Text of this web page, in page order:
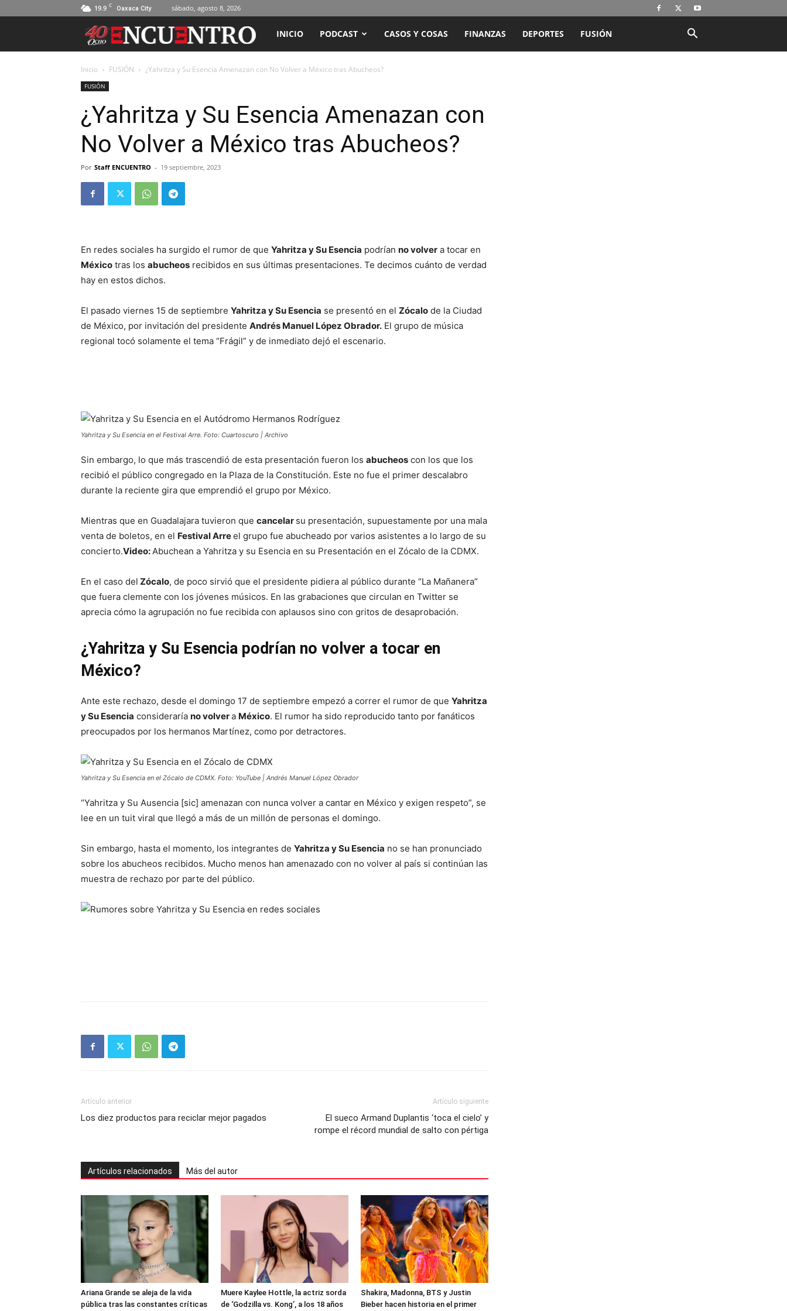
19.9 C Oaxaca City sábado, agosto 8, 2026
ENCUENTRO
RADIO
TELEVISIÓN
INICIO PODCAST CASOS Y COSAS FINANZAS DEPORTES FUSIÓN
Inicio FUSIÓN ¿Yahritza y Su Esencia Amenazan con No Volver a México tras Abucheos?
FUSIÓN
¿Yahritza y Su Esencia Amenazan con
No Volver a México tras Abucheos?
Por Staff ENCUENTRO - 19 septiembre, 2023
En redes sociales ha surgido el rumor de que Yahritza y Su Esencia podrían no volver a tocar en
México tras los abucheos recibidos en sus últimas presentaciones. Te decimos cuánto de verdad
hay en estos dichos.
El pasado viernes 15 de septiembre Yahritza y Su Esencia se presentó en el Zócalo de la Ciudad
de México, por invitación del presidente Andrés Manuel López Obrador. El grupo de música
regional tocó solamente el tema “Frágil” y de inmediato dejó el escenario.
Yahritza y Su Esencia en el Festival Arre. Foto: Cuartoscuro | Archivo
Sin embargo, lo que más trascendió de esta presentación fueron los abucheos con los que los
recibió el público congregado en la Plaza de la Constitución. Este no fue el primer descalabro
durante la reciente gira que emprendió el grupo por México.
Mientras que en Guadalajara tuvieron que cancelar su presentación, supuestamente por una mala
venta de boletos, en el Festival Arreel grupo fue abucheado por varios asistentes a lo largo de su
concierto.Video:Abuchean a Yahritza y su Esencia en su Presentación en el Zócalo de la CDMX.
En el caso del Zócalo, de poco sirvió que el presidente pidiera al público durante “La Mañanera”
que fuera clemente con los jóvenes músicos. En las grabaciones que circulan en Twitter se
aprecia cómo la agrupación no fue recibida con aplausos sino con gritos de desaprobación.
¿Yahritza y Su Esencia podrían no volver a tocar en
México?
Ante este rechazo, desde el domingo 17 de septiembre empezó a correr el rumor de que Yahritza
y Su Esencia consideraría no volvera México. El rumor ha sido reproducido tanto por fanáticos
preocupados por los hermanos Martínez, como por detractores.
Yahritza y Su Esencia en el Zócalo de CDMX. Foto: YouTube | Andrés Manuel López Obrador
“Yahritza y Su Ausencia [sic] amenazan con nunca volver a cantar en México y exigen respeto”, se
lee en un tuit viral que llegó a más de un millón de personas el domingo.
Sin embargo, hasta el momento, los integrantes de Yahritza y Su Esencia no se han pronunciado
sobre los abucheos recibidos. Mucho menos han amenazado con no volver al país si continúan las
muestra de rechazo por parte del público.
Artículo anterior
Los diez productos para reciclar mejor pagados
Artículo siguiente
El sueco Armand Duplantis ‘toca el cielo’ y
rompe el récord mundial de salto con pértiga
Artículos relacionados Más del autor
Ariana Grande se aleja de la vida
pública tras las constantes críticas
Muere Kaylee Hottle, la actriz sorda
de ‘Godzilla vs. Kong’, a los 18 años
Shakira, Madonna, BTS y Justin
Bieber hacen historia en el primer